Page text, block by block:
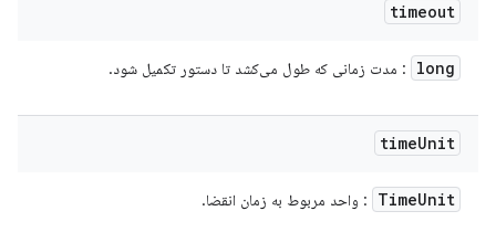
timeout
long : مدت زمانی که طول می‌کشد تا دستور تکمیل شود.
timeUnit
TimeUnit : واحد مربوط به زمان انقضا.